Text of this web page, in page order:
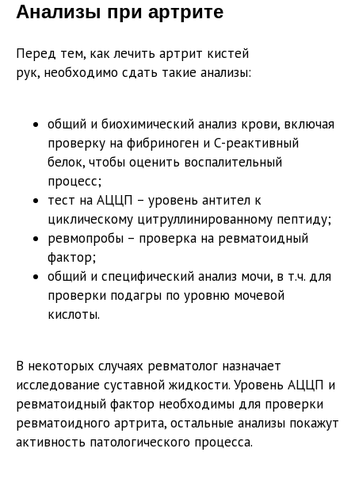
Анализы при артрите
Перед тем, как лечить артрит кистей
рук, необходимо сдать такие анализы:
общий и биохимический анализ крови, включая
проверку на фибриноген и С-реактивный
белок, чтобы оценить воспалительный
процесс;
тест на АЦЦП – уровень антител к
циклическому цитруллинированному пептиду;
ревмопробы – проверка на ревматоидный
фактор;
общий и специфический анализ мочи, в т.ч. для
проверки подагры по уровню мочевой
кислоты.
В некоторых случаях ревматолог назначает
исследование суставной жидкости. Уровень АЦЦП и
ревматоидный фактор необходимы для проверки
ревматоидного артрита, остальные анализы покажут
активность патологического процесса.